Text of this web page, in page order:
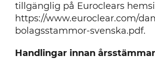
tillgänglig på Euroclears
https://www.euroclear.com/
bolagsstammor-svenska.pdf.
Handlingar innan